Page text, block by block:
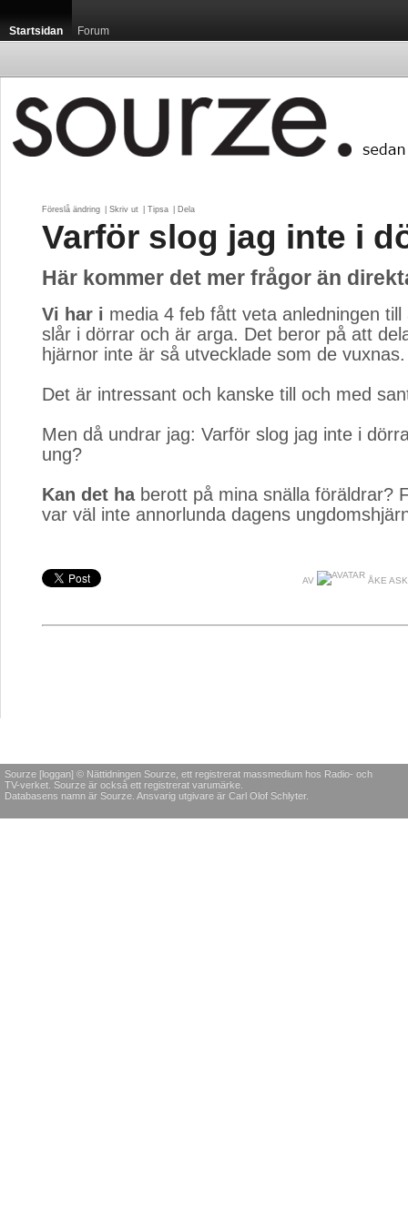
Startsidan Forum
Föreslå ändring Skriv ut Tipsa Dela
Varför slog jag inte i
Här kommer det mer frågor än
Vi har i media 4 feb fått veta anledningen
slår i dörrar och är arga. Det beror på att
hjärnor inte är så utvecklade som de vuxnas.
Det är intressant och kanske till och med
Men då undrar jag: Varför slog jag inte i
ung?
Kan det haberott på mina snälla föräldrar?
var väl inte annorlunda dagens
AV ÅKE
Sourze [loggan] © Nättidningen Sourze, ett registrerat massmedium hos Radio- och
TV-verket. Sourze är också ett registrerat varumärke.
Databasens namn är Sourze. Ansvarig utgivare är Carl Olof Schlyter.